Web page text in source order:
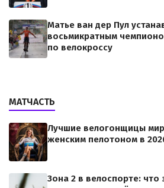
Матье ван дер Пул
восьмикратным
по велокроссу
МАТЧАСТЬ
Лучшие велогонщицы
женским пелотоном в
Зона 2 в велоспорте: что